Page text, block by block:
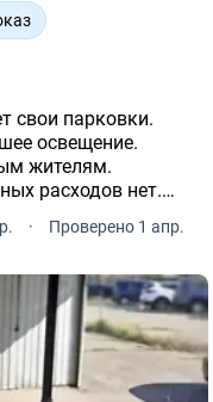
свои парковки.
освещение.
жителям.
расходов нет.
12 месяцев. Можно
рассрочку.
· Проверено 1 апр.